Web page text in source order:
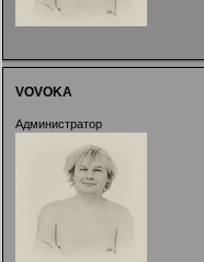
VOVOKA
Администратор